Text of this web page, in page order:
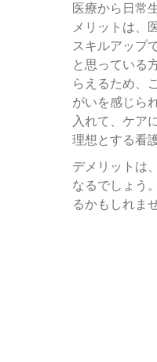
医療から日常
メリットは、
スキルアップ
と思っている
らえるため、
がいを感じら
入れて、ケア
理想とする看
デメリットは
なるでしょう
るかもしれま